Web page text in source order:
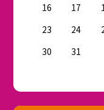
16
17
23
24
30
31